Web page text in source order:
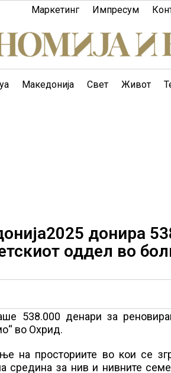
Маркетинг Импресум
Македонија Свет Живот
донира
оддел во
538.000 денари за
во Охрид.
на просториите во кои се
средина за нив и нивните